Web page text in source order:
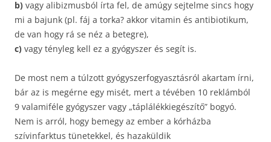
b) vagy alibizmusból írta fel, de amúgy sejtelme sincs hogy
mi a bajunk (pl. fáj a torka? akkor vitamin és antibiotikum,
de van hogy rá se néz a betegre),
c) vagy tényleg kell ez a gyógyszer és segít is.
De most nem a túlzott gyógyszerfogyasztásról akartam írni,
bár az is megérne egy misét, mert a tévében 10 reklámból
9 valamiféle gyógyszer vagy „táplálékkiegészítő” bogyó.
Nem is arról, hogy bemegy az ember a kórházba
szívinfarktus tünetekkel, és hazaküldik